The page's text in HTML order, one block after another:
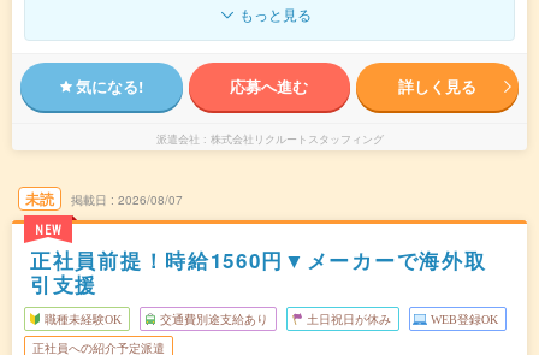
もっと見る
気になる! 応募へ進む 詳しく見る
派遣会社 株式会社リクルートスタッフィング
未読
NEW
掲載日 2026/08/07
正社員前提！時給1560円▼メーカーで海外取
引支援
職種未経験OK 交通費別途支給あり 土日祝日が休み WEB登録OK
正社員への紹介予定派遣